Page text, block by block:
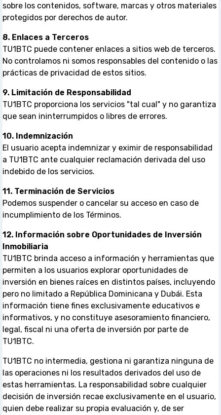
sobre los contenidos, software, marcas y otros materiales
protegidos por derechos de autor.
8. Enlaces a Terceros
TU1BTC puede contener enlaces a sitios web de terceros.
No controlamos ni somos responsables del contenido o las
prácticas de privacidad de estos sitios.
9. Limitación de Responsabilidad
TU1BTC proporciona los servicios "tal cual" y no garantiza
que sean ininterrumpidos o libres de errores.
10. Indemnización
El usuario acepta indemnizar y eximir de responsabilidad
a TU1BTC ante cualquier reclamación derivada del uso
indebido de los servicios.
11. Terminación de Servicios
Podemos suspender o cancelar su acceso en caso de
incumplimiento de los Términos.
12. Información sobre Oportunidades de Inversión
Inmobiliaria
TU1BTC brinda acceso a información y herramientas que
permiten a los usuarios explorar oportunidades de
inversión en bienes raíces en distintos países, incluyendo
pero no limitado a República Dominicana y Dubái. Esta
información tiene fines exclusivamente educativos e
informativos, y no constituye asesoramiento financiero,
legal, fiscal ni una oferta de inversión por parte de
TU1BTC.
TU1BTC no intermedia, gestiona ni garantiza ninguna de
las operaciones ni los resultados derivados del uso de
estas herramientas. La responsabilidad sobre cualquier
decisión de inversión recae exclusivamente en el usuario,
quien debe realizar su propia evaluación y, de ser